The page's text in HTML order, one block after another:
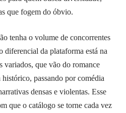
que fogem do óbvio.
tenha o volume de concorrentes
diferencial da plataforma está na
variados, que vão do romance
passando por comédia
densas e violentas. Esse
que o catálogo se torne cada vez